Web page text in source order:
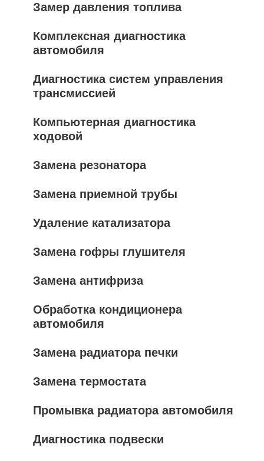
Замер давления топлива
Комплексная диагностика
автомобиля
Диагностика систем управления
трансмиссией
Компьютерная диагностика
ходовой
Замена резонатора
Замена приемной трубы
Удаление катализатора
Замена гофры глушителя
Замена антифриза
Обработка кондиционера
автомобиля
Замена радиатора печки
Замена термостата
Промывка радиатора автомобиля
Диагностика подвески